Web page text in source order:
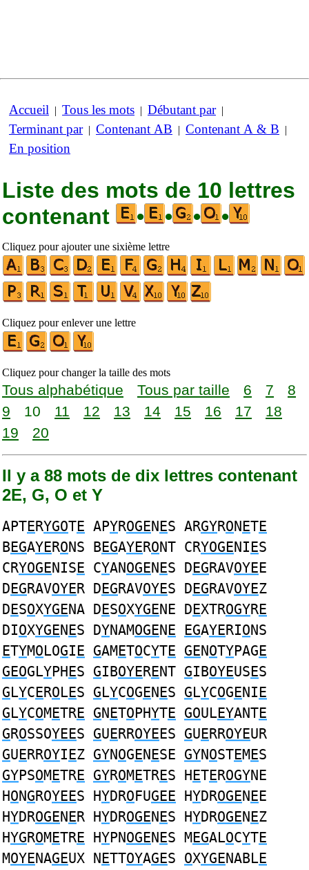
Accueil | Tous les mots | Débutant par|
Terminant par| Contenant AB | Contenant A & B |
En position
Liste des mots de 10 lettres
contenant
• • • •
Cliquez pour ajouter une sixième lettre
Cliquez pour enlever une lettre
Cliquez pour changer la taille des mots
Tous alphabétique Tous par taille 6 7
8
9
10 11 12 13 14 15 16 17
18
19
20
Il y a 88 mots de dix lettres contenant
2E, G, O et Y
APTERYGOTE APYROGENES ARGYRONETE
BEGAYERONS BEGAYERONT CRYOGENIES
CRYOGENISE CYANOGENES DEGRAVOYEE
DEGRAVOYER DEGRAVOYES DEGRAVOYEZ
DESOXYGENA DESOXYGENE DEXTROGYRE
DIOXYGENES DYNAMOGENE EGAYERIONS
ETYMOLOGIE GAMETOCYTE GENOTYPAGE
GEOGLYPHES GIBOYERENT GIBOYEUSES
GLYCEROLES GLYCOGENES GLYCOGENIE
GLYCOMETRE GNETOPHYTE GOULEYANTE
GROSSOYEES GUERROYEES GUERROYEUR
GUERROYIEZ GYNOGENESE GYNOSTEMES
GYPSOMETRE GYROMETRES HETEROGYNE
HONGROYEES HYDROFUGEE HYDROGENEE
HYDROGENER HYDROGENES HYDROGENEZ
HYGROMETRE HYPNOGENES MEGALOCYTE
MOYENAGEUX NETTOYAGES OXYGENABLE